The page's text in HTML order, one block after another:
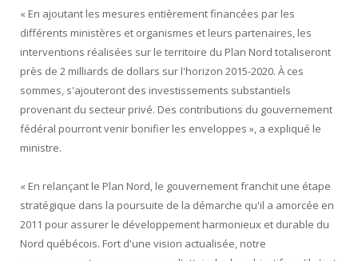
« En ajoutant les mesures entièrement financées par les
différents ministères et organismes et leurs partenaires, les
interventions réalisées sur le territoire du Plan Nord totaliseront
près de 2 milliards de dollars sur l'horizon 2015-2020. À ces
sommes, s'ajouteront des investissements substantiels
provenant du secteur privé. Des contributions du gouvernement
fédéral pourront venir bonifier les enveloppes », a expliqué le
ministre.
« En relançant le Plan Nord, le gouvernement franchit une étape
stratégique dans la poursuite de la démarche qu'il a amorcée en
2011 pour assurer le développement harmonieux et durable du
Nord québécois. Fort d'une vision actualisée, notre